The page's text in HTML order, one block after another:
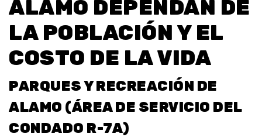
ALAMO DEPENDAN DE
LA POBLACIÓN Y EL
COSTO DE LA VIDA
PARQUES Y RECREACIÓN DE
ALAMO (ÁREA DE SERVICIO DEL
CONDADO R-7A)